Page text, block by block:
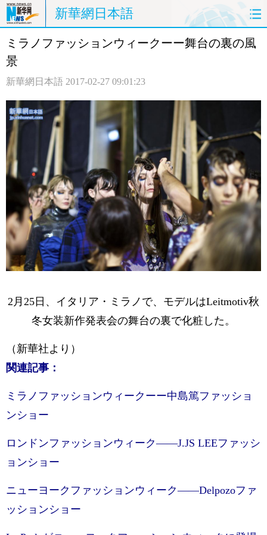
新華網日本語
ホームページ 政治 経済
中日対訳
ミラノファッションウィークーー舞台の裏の風
景
新華網日本語 2017-02-27 09:01:23
2月25日、イタリア・ミラノで、モデルはLeitmotiv秋
冬女装新作発表会の舞台の裏で化粧した。
（新華社より）
関連記事：
ミラノファッションウィークーー中島篤ファッショ
ンショー
ロンドンファッションウィーク——J.JS LEEファッシ
ョンショー
ニューヨークファッションウィーク——Delpozoファ
ッションショー